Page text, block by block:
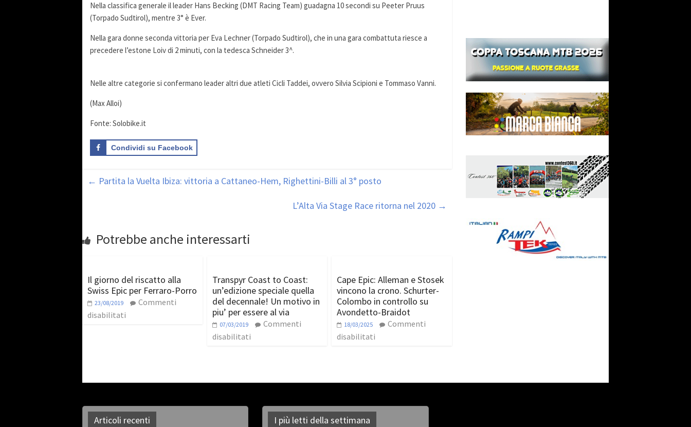
Nella classifica generale il leader Hans Becking (DMT Racing Team) guadagna 10 secondi su Peeter Pruus
(Torpado Sudtirol), mentre 3° è Ever.
Nella gara donne seconda vittoria per Eva Lechner (Torpado Sudtirol), che in una gara combattuta riesce a
precedere l’estone Loiv di 2 minuti, con la tedesca Schneider 3^.
Nelle altre categorie si confermano leader altri due atleti Cicli Taddei, ovvero Silvia Scipioni e Tommaso Vanni.
(Max Alloi)
Fonte: Solobike.it
Condividi su Facebook
← Partita la Vuelta Ibiza: vittoria a Cattaneo-Hem, Righettini-Billi al 3° posto
L’Alta Via Stage Race ritorna nel 2020 →
Potrebbe anche interessarti
Il giorno del riscatto alla
Swiss Epic per Ferraro-Porro
23/08/2019
Commenti
disabilitati
Transpyr Coast to Coast:
un’edizione speciale quella
del decennale! Un motivo in
piu’ per essere al via
07/03/2019
Commenti
disabilitati
Cape Epic: Alleman e Stosek
vincono la crono. Schurter-
Colombo in controllo su
Avondetto-Braidot
18/03/2025
Commenti
disabilitati
Articoli recenti I più letti della settimana